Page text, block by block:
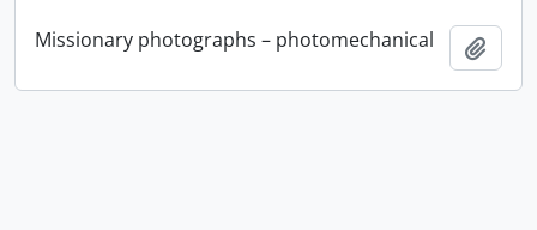
Missionary photographs – photomechanical